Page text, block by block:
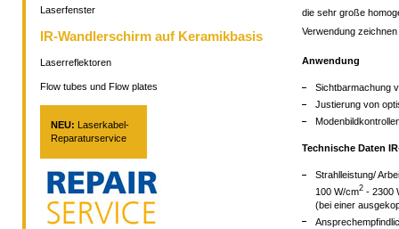
die sehr große
Verwendung
Anwendung
Sichtbarmachung
Justierung von
Technische Daten
Strahlleistung/
100 W/cm2 - 2300
(bei einer
Laserfenster
IR-Wandlerschirm auf Keramikbasis
Laserreflektoren
Flow tubes und Flow plates
NEU: Laserkabel-
Reparaturservice